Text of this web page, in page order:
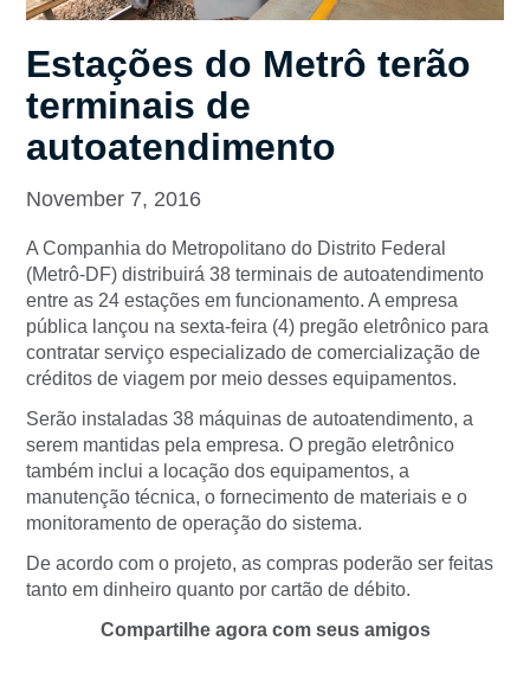
Estações do Metrô terão
terminais de
autoatendimento
November 7, 2016
A Companhia do Metropolitano do Distrito Federal
(Metrô-DF) distribuirá 38 terminais de autoatendimento
entre as 24 estações em funcionamento. A empresa
pública lançou na sexta-feira (4) pregão eletrônico para
contratar serviço especializado de comercialização de
créditos de viagem por meio desses equipamentos.
Serão instaladas 38 máquinas de autoatendimento, a
serem mantidas pela empresa. O pregão eletrônico
também inclui a locação dos equipamentos, a
manutenção técnica, o fornecimento de materiais e o
monitoramento de operação do sistema.
De acordo com o projeto, as compras poderão ser feitas
tanto em dinheiro quanto por cartão de débito.
Compartilhe agora com seus amigos